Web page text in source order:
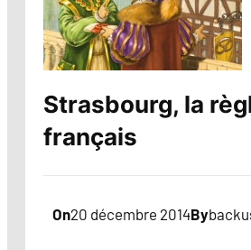
Strasbourg, la
français
On20 décembre 2014By